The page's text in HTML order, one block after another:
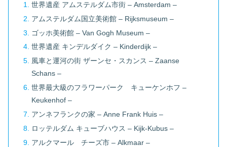
世界遺産 アムステルダム市街 – Amsterdam –
アムステルダム国立美術館 – Rijksmuseum –
ゴッホ美術館 – Van Gogh Museum –
世界遺産 キンデルダイク – Kinderdijk –
風車と運河の街 ザーンセ・スカンス – Zaanse
Schans –
世界最大級のフラワーパーク キューケンホフ –
Keukenhof –
アンネフランクの家 – Anne Frank Huis –
ロッテルダム キューブハウス – Kijk-Kubus –
アルクマール チーズ市 – Alkmaar –